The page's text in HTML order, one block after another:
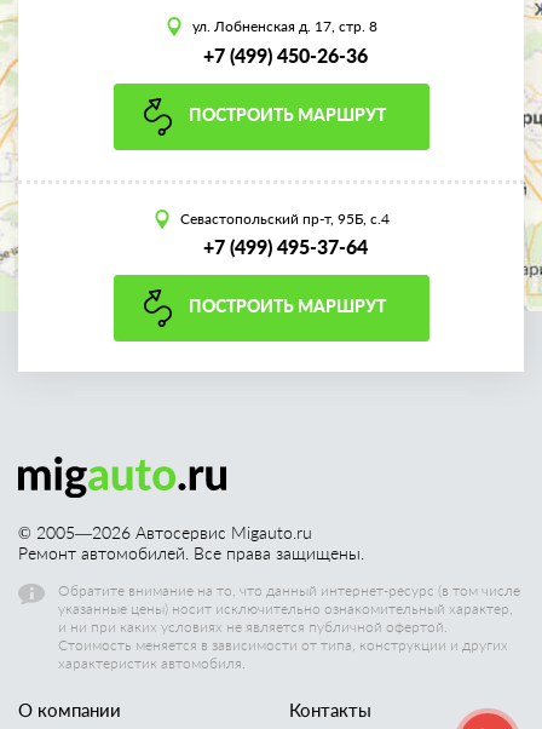
ул. Лобненская д. 17, стр. 8
+7 (499) 450-26-36
ПОСТРОИТЬ МАРШРУТ
Севастопольский пр-т, 95Б, с.4
+7 (499) 495-37-64
ПОСТРОИТЬ МАРШРУТ
© 2005—2026 Автосервис Migauto.ru
Ремонт автомобилей. Все права защищены.
Обратите внимание на то, что данный интернет-ресурс (в том числе
указанные цены) носит исключительно ознакомительный характер,
и ни при каких условиях не является публичной офертой.
Стоимость меняется в зависимости от типа, конструкции и других
характеристик автомобиля.
О компании Контакты